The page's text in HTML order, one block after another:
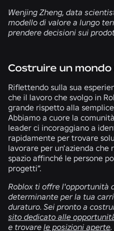
Wenjing Zheng, data
modello di valore a lungo
prendere decisioni sui
Costruire un
Riflettendo sulla sua
che il lavoro che svolgo in
grande rispetto alla
Abbiamo a cuore la
leader ci incoraggiano a
rapidamente per trovare
lavorare per un’azienda
spazio affinché le persone
progetti”.
Roblox ti offre l'opportunità
determinante per la tua
duraturo. Sei pronto a
sito dedicato alle
e trovare le posizioni aperte.